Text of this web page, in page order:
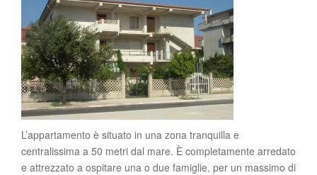
L’appartamento è situato in una zona tranquilla e
centralissima a 50 metri dal mare. È completamente arredato
e attrezzato a ospitare una o due famiglie, per un massimo di